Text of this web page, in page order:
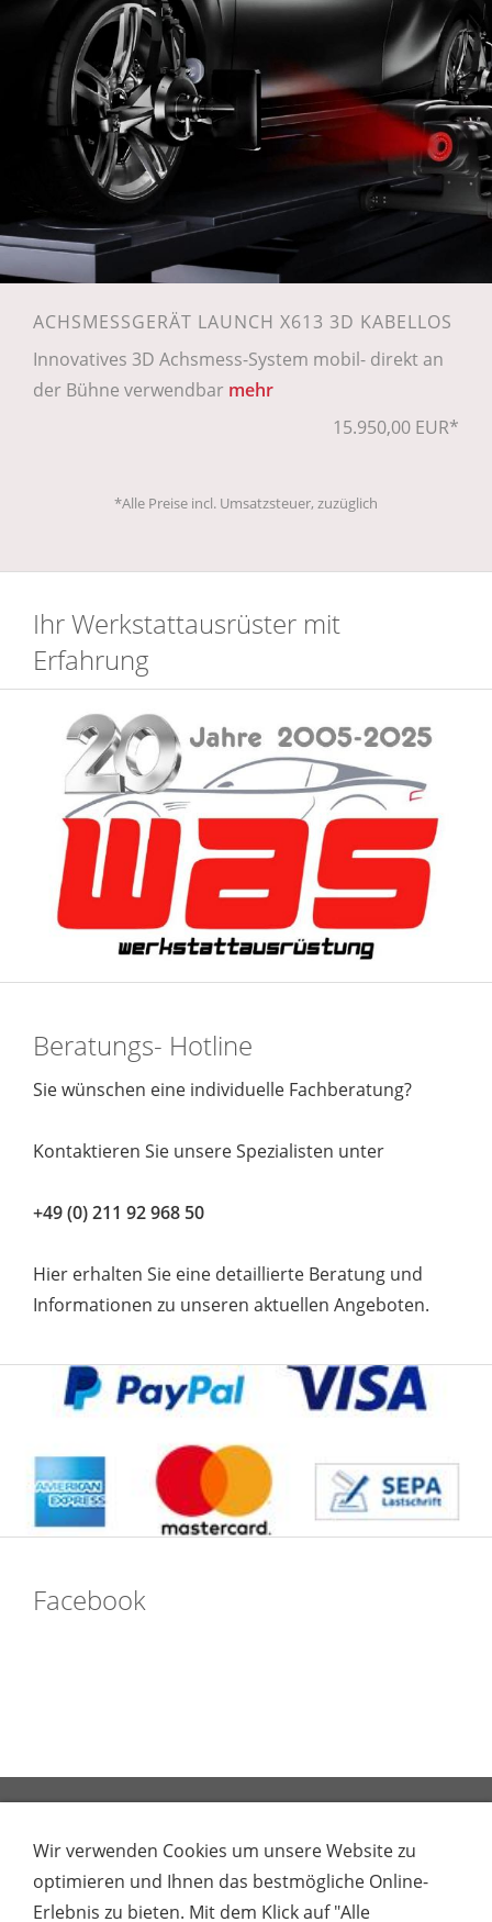
ACHSMESSGERÄT LAUNCH X613 3D KABELLOS
Innovatives 3D Achsmess-System mobil- direkt an
der Bühne verwendbar mehr
15.950,00 EUR*
*Alle Preise incl. Umsatzsteuer, zuzüglich
Ihr Werkstattausrüster mit
Erfahrung
Beratungs- Hotline
Sie wünschen eine individuelle Fachberatung?
Kontaktieren Sie unsere Spezialisten unter
+49 (0) 211 92 968 50
Hier erhalten Sie eine detaillierte Beratung und
Informationen zu unseren aktuellen Angeboten.
Facebook
Datenschutz gem. EU Datenschutz-
Grundverordnung
Datenschutz & Cookies
Newsletter bestellen
FAQ - Häufig gestellte
Wir verwenden Cookies um unsere Website zu
optimieren und Ihnen das bestmögliche Online-
Erlebnis zu bieten. Mit dem Klick auf "Alle